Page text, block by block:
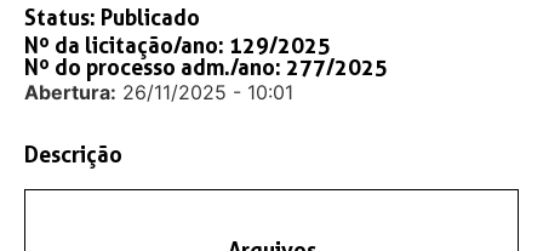
Status: Publicado
Nº da licitação/ano: 129/2025
Nº do processo adm./ano: 277/2025
Abertura: 26/11/2025 - 10:01
Descrição